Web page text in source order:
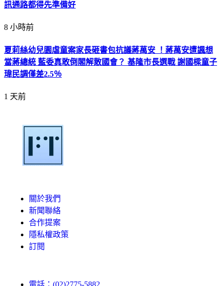
訊通路都得先準備好
8 小時前
夏莉絲幼兒園虐童案家長砸書包抗議蔣萬安 ！蔣萬安遭諷想
當蔣總統 藍委真敢倒閣解散國會？ 基隆市長選戰 謝國樑童子
瑋民調僅差2.5％
1 天前
關於我們
新聞聯絡
合作提案
隱私權政策
訂閱